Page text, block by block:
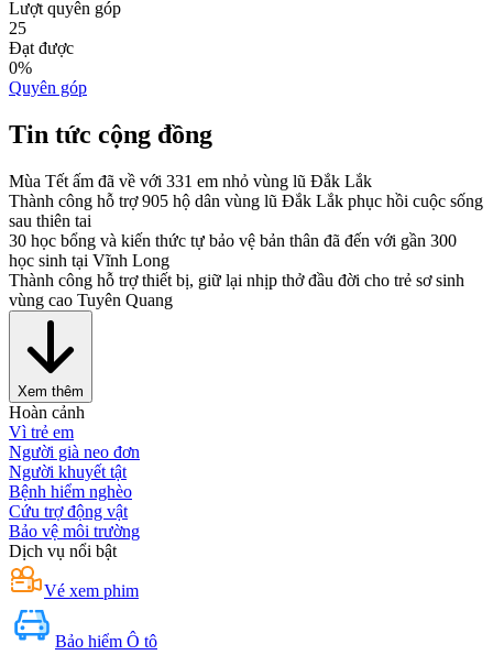
Lượt quyên góp
25
Đạt được
0%
Quyên góp
Tin tức cộng đồng
Mùa Tết ấm đã về với 331 em nhỏ vùng lũ Đắk Lắk
Thành công hỗ trợ 905 hộ dân vùng lũ Đắk Lắk phục hồi cuộc sống
sau thiên tai
30 học bổng và kiến thức tự bảo vệ bản thân đã đến với gần 300
học sinh tại Vĩnh Long
Thành công hỗ trợ thiết bị, giữ lại nhịp thở đầu đời cho trẻ sơ sinh
vùng cao Tuyên Quang
Xem thêm
Hoàn cảnh
Vì trẻ em
Người già neo đơn
Người khuyết tật
Bệnh hiểm nghèo
Cứu trợ động vật
Bảo vệ môi trường
Dịch vụ nổi bật
Vé xem phim
Bảo hiểm Ô tô